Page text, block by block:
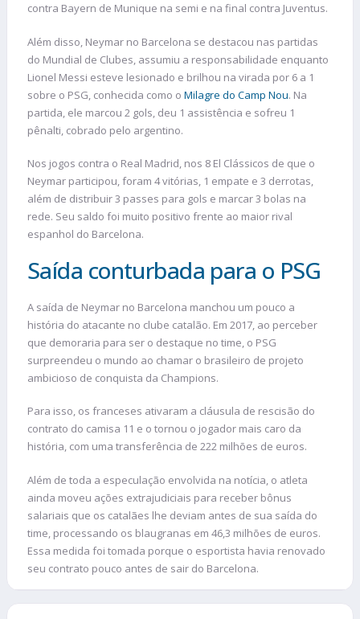
contra Bayern de Munique na semi e na final contra Juventus.
Além disso, Neymar no Barcelona se destacou nas partidas
do Mundial de Clubes, assumiu a responsabilidade enquanto
Lionel Messi esteve lesionado e brilhou na virada por 6 a 1
sobre o PSG, conhecida como o Milagre do Camp Nou. Na
partida, ele marcou 2 gols, deu 1 assistência e sofreu 1
pênalti, cobrado pelo argentino.
Nos jogos contra o Real Madrid, nos 8 El Clássicos de que o
Neymar participou, foram 4 vitórias, 1 empate e 3 derrotas,
além de distribuir 3 passes para gols e marcar 3 bolas na
rede. Seu saldo foi muito positivo frente ao maior rival
espanhol do Barcelona.
Saída conturbada para o PSG
A saída de Neymar no Barcelona manchou um pouco a
história do atacante no clube catalão. Em 2017, ao perceber
que demoraria para ser o destaque no time, o PSG
surpreendeu o mundo ao chamar o brasileiro de projeto
ambicioso de conquista da Champions.
Para isso, os franceses ativaram a cláusula de rescisão do
contrato do camisa 11 e o tornou o jogador mais caro da
história, com uma transferência de 222 milhões de euros.
Além de toda a especulação envolvida na notícia, o atleta
ainda moveu ações extrajudiciais para receber bônus
salariais que os catalães lhe deviam antes de sua saída do
time, processando os blaugranas em 46,3 milhões de euros.
Essa medida foi tomada porque o esportista havia renovado
seu contrato pouco antes de sair do Barcelona.